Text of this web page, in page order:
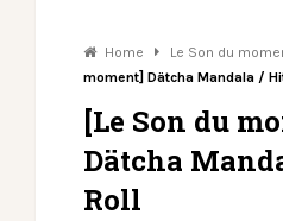
Home Le Son du
moment] Dätcha Mandala /
[Le Son du
Dätcha
Roll